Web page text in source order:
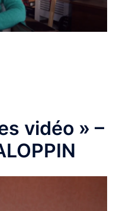
vidéo » –